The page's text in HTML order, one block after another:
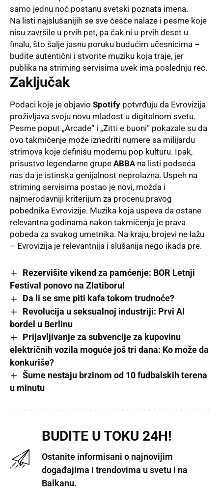
samo jednu noć postanu svetski poznata imena.
Na listi najslušanijih se sve češće nalaze i pesme koje
nisu završile u prvih pet, pa čak ni u prvih deset u
finalu, što šalje jasnu poruku budućim učesnicima –
budite autentični i stvorite muziku koja traje, jer
publika na striming servisima uvek ima poslednju reč.
Zaključak
Podaci koje je objavio Spotify potvrđuju da Evrovizija
proživljava svoju novu mladost u digitalnom svetu.
Pesme poput „Arcade“ i „Zitti e buoni“ pokazale su da
ovo takmičenje može iznedriti numere sa milijardu
strimova koje definišu modernu pop kulturu. Ipak,
prisustvo legendarne grupe ABBAna listi podseća
nas da je istinska genijalnost neprolazna. Uspeh na
striming servisima postao je novi, možda i
najmerodavniji kriterijum za procenu pravog
pobednika Evrovizije. Muzika koja uspeva da ostane
relevantna godinama nakon takmičenja je prava
pobeda za svakog umetnika. Na kraju, brojevi ne lažu
– Evrovizija je relevantnija i slušanija nego ikada pre.
Rezervišite vikend za pamćenje: BOR Letnji
Festival ponovo na Zlatiboru!
Da li se sme piti kafa tokom trudnoće?
Revolucija u seksualnoj industriji: Prvi AI
bordel u Berlinu
Prijavljivanje za subvencije za kupovinu
električnih vozila moguće još tri dana: Ko može da
konkuriše?
Šume nestaju brzinom od 10 fudbalskih terena
u minutu
BUDITE U TOKU 24H!
Ostanite informisani o najnovijim
događajima I trendovima u svetu i na
Balkanu.